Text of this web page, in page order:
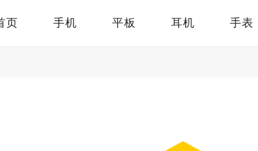
页 手机 平板 耳机 手表